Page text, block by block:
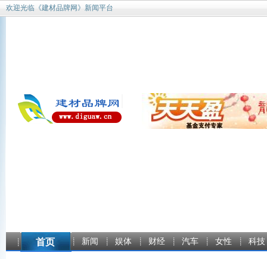
欢迎光临《建材品牌网》新闻平台
首页 新闻 娱体 财经 汽车 女性 科技